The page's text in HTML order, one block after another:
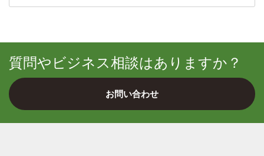
質問やビジネス相談はありますか？
お問い合わせ